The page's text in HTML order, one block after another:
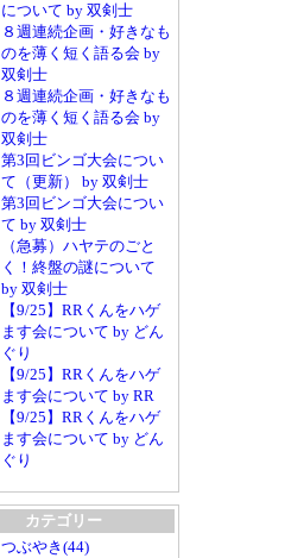
について by 双剣士
８週連続企画・好きなも
のを薄く短く語る会 by
双剣士
８週連続企画・好きなも
のを薄く短く語る会 by
双剣士
第3回ビンゴ大会につい
て（更新） by 双剣士
第3回ビンゴ大会につい
て by 双剣士
（急募）ハヤテのごと
く！終盤の謎について
by 双剣士
【9/25】RRくんをハゲ
ます会について by どん
ぐり
【9/25】RRくんをハゲ
ます会について by RR
【9/25】RRくんをハゲ
ます会について by どん
ぐり
カテゴリー
つぶやき(44)